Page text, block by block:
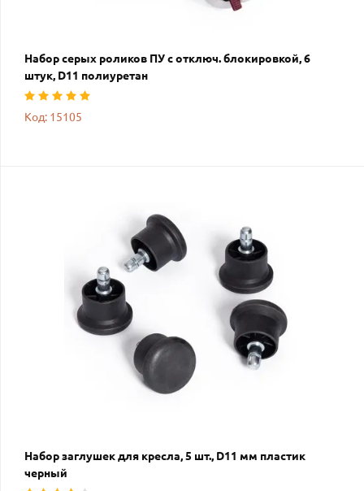
Набор серых роликов ПУ с отключ. блокировкой, 6
штук, D11 полиуретан
Код: 15105
Набор заглушек для кресла, 5 шт., D11 мм пластик
черный